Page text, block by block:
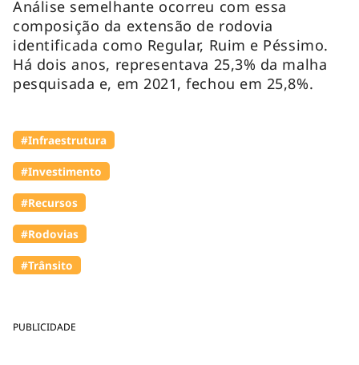
PUBLICIDADE
Análise semelhante ocorreu com essa
composição da extensão de rodovia
identificada como Regular, Ruim e Péssimo.
Há dois anos, representava 25,3% da malha
pesquisada e, em 2021, fechou em 25,8%.
#Infraestrutura
#Investimento
#Recursos
#Rodovias
#Trânsito